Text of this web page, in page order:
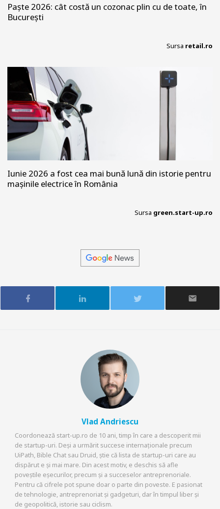
Paște 2026: cât costă un cozonac plin cu de toate, în
București
Sursa retail.ro
Iunie 2026 a fost cea mai bună lună din istorie pentru
mașinile electrice în România
Sursa green.start-up.ro
Vlad Andriescu
Coordonează start-up.ro de 10 ani, timp în care a descoperit mii
de startup-uri. Deși a urmărit succese internaționale precum
UiPath, Bible Chat sau Druid, știe că lista de startup-uri care au
dispărut e și mai mare. Din acest motiv, e deschis să afle
poveștile eșecurilor, precum și a succeselor antreprenoriale.
Pentru că cifrele pot spune doar o parte din poveste. E pasionat
de tehnologie, antreprenoriat și gadgeturi, dar în timpul liber și
de geopolitică, istorie sau ciclism.